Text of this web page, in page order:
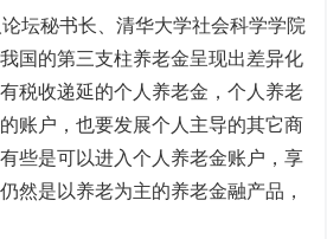
秘书长、清华大学社会科学学院
国的第三支柱养老金呈现出差异化
税收递延的个人养老金，个人养老
账户，也要发展个人主导的其它商
些是可以进入个人养老金账户，享
然是以养老为主的养老金融产品，